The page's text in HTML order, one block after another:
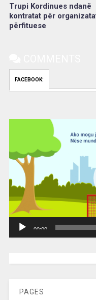
Trupi Kordinues ndanë
kontratat për
përfituese
FACEBOOK:
00:00
PAGES